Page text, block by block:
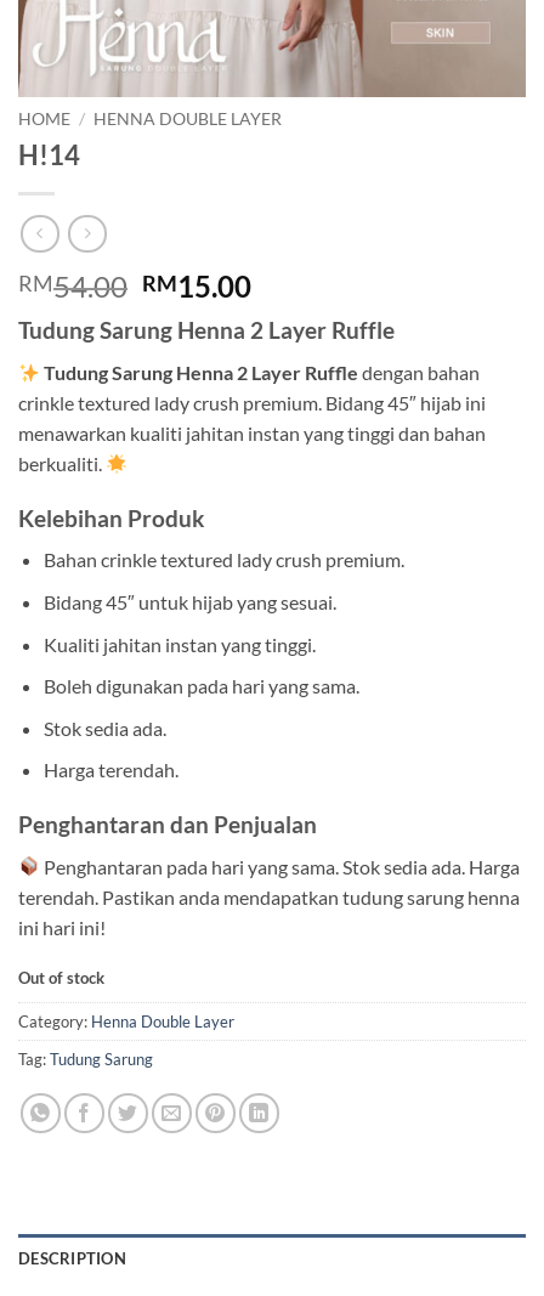
HOME / HENNA DOUBLE LAYER
H!14
RM54.00 Original
price
was:
RM54.00.
RM15.00Current
price
is:
RM15.00.
Tudung Sarung Henna 2 Layer Ruffle
Tudung Sarung Henna 2 Layer Ruffle dengan bahan
crinkle textured lady crush premium. Bidang 45″ hijab ini
menawarkan kualiti jahitan instan yang tinggi dan bahan
berkualiti.
Kelebihan Produk
Bahan crinkle textured lady crush premium.
Bidang 45″ untuk hijab yang sesuai.
Kualiti jahitan instan yang tinggi.
Boleh digunakan pada hari yang sama.
Stok sedia ada.
Harga terendah.
Penghantaran dan Penjualan
Penghantaran pada hari yang sama. Stok sedia ada. Harga
terendah. Pastikan anda mendapatkan tudung sarung henna
ini hari ini!
Out of stock
Category: Henna Double Layer
Tag:Tudung Sarung
DESCRIPTION